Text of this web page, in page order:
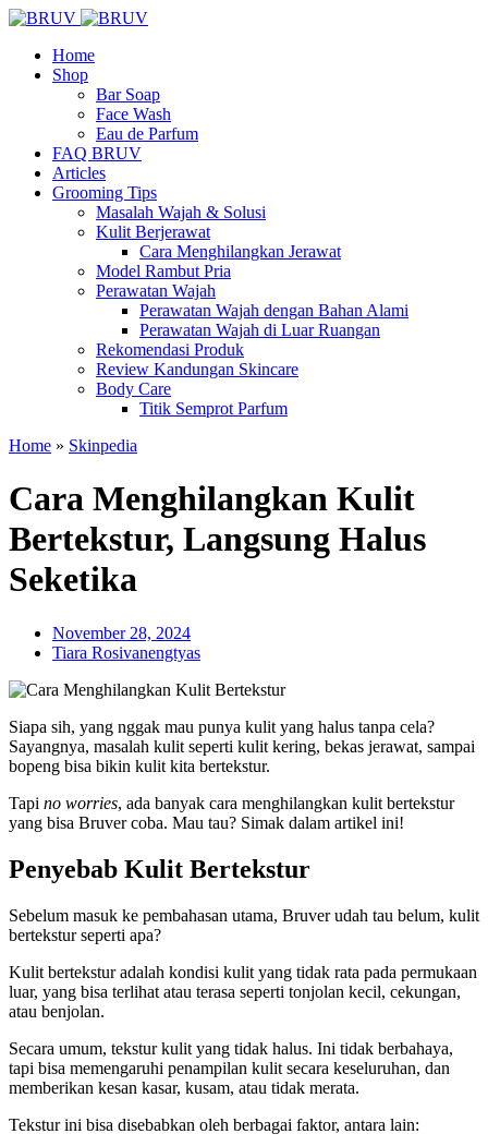
Home
Shop
Bar Soap
Face Wash
Eau de Parfum
FAQ BRUV
Articles
Grooming Tips
Masalah Wajah & Solusi
Kulit Berjerawat
Cara Menghilangkan Jerawat
Model Rambut Pria
Perawatan Wajah
Perawatan Wajah dengan Bahan Alami
Perawatan Wajah di Luar Ruangan
Rekomendasi Produk
Review Kandungan Skincare
Body Care
Titik Semprot Parfum
Home » Skinpedia
Cara Menghilangkan Kulit
Bertekstur, Langsung Halus
Seketika
November 28, 2024
Tiara Rosivanengtyas
Siapa sih, yang nggak mau punya kulit yang halus tanpa cela?
Sayangnya, masalah kulit seperti kulit kering, bekas jerawat, sampai
bopeng bisa bikin kulit kita bertekstur.
Tapi no worries, ada banyak cara menghilangkan kulit bertekstur
yang bisa Bruver coba. Mau tau? Simak dalam artikel ini!
Penyebab Kulit Bertekstur
Sebelum masuk ke pembahasan utama, Bruver udah tau belum, kulit
bertekstur seperti apa?
Kulit bertekstur adalah kondisi kulit yang tidak rata pada permukaan
luar, yang bisa terlihat atau terasa seperti tonjolan kecil, cekungan,
atau benjolan.
Secara umum, tekstur kulit yang tidak halus. Ini tidak berbahaya,
tapi bisa memengaruhi penampilan kulit secara keseluruhan, dan
memberikan kesan kasar, kusam, atau tidak merata.
Tekstur ini bisa disebabkan oleh berbagai faktor, antara lain: